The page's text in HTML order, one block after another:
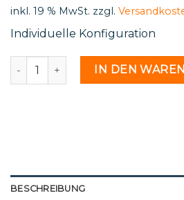
inkl. 19 % MwSt. zzgl.
Individuelle Konfiguration
St 96 24 - 1831013 Menge
IN DEN
BESCHREIBUNG